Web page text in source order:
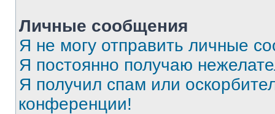
Личные сообщения
Я не могу отправить личные
Я постоянно получаю
Я получил спам или
конференции!